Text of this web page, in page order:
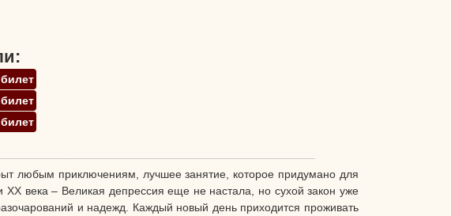
любым приключениям, лучшее занятие, которое придумано для
века – Великая депрессия еще не настала, но сухой закон уже
и надежд. Каждый новый день приходится проживать